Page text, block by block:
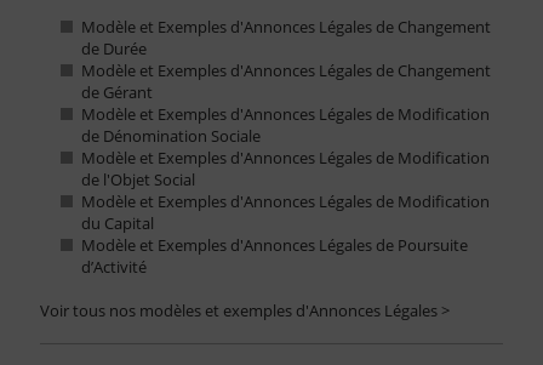
Modèle et Exemples d'Annonces Légales de Changement
de Durée
Modèle et Exemples d'Annonces Légales de Changement
de Gérant
Modèle et Exemples d'Annonces Légales de Modification
de Dénomination Sociale
Modèle et Exemples d'Annonces Légales de Modification
de l'Objet Social
Modèle et Exemples d'Annonces Légales de Modification
du Capital
Modèle et Exemples d'Annonces Légales de Poursuite
d’Activité
Voir tous nos modèles et exemples d'Annonces Légales >